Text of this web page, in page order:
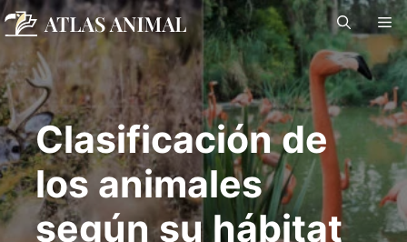
Saltar
contenido
Clasificación de
los animales
según su hábitat